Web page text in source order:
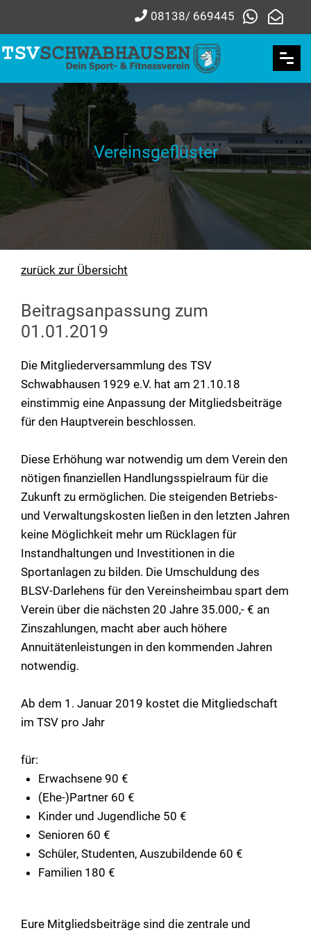
08138/ 669445
Vereinsgeflüster
zurück zur Übersicht
Beitragsanpassung zum
01.01.2019
Die Mitgliederversammlung des TSV
Schwabhausen 1929 e.V. hat am 21.10.18
einstimmig eine Anpassung der Mitgliedsbeiträge
für den Hauptverein beschlossen.
Diese Erhöhung war notwendig um dem Verein den
nötigen finanziellen Handlungsspielraum für die
Zukunft zu ermöglichen. Die steigenden Betriebs-
und Verwaltungskosten ließen in den letzten Jahren
keine Möglichkeit mehr um Rücklagen für
Instandhaltungen und Investitionen in die
Sportanlagen zu bilden. Die Umschuldung des
BLSV-Darlehens für den Vereinsheimbau spart dem
Verein über die nächsten 20 Jahre 35.000,- € an
Zinszahlungen, macht aber auch höhere
Annuitätenleistungen in den kommenden Jahren
notwendig.
Ab dem 1. Januar 2019 kostet die Mitgliedschaft
im TSV pro Jahr
für:
Erwachsene 90 €
(Ehe-)Partner 60 €
Kinder und Jugendliche 50 €
Senioren 60 €
Schüler, Studenten, Auszubildende 60 €
Familien 180 €
Eure Mitgliedsbeiträge sind die zentrale und